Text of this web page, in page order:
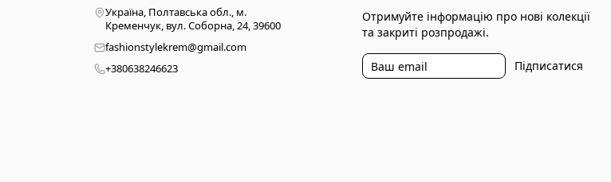
Україна, Полтавська обл., м.
Кременчук, вул. Соборна, 24, 39600
fashionstylekrem@gmail.com
+380638246623
Отримуйте інформацію про нові колекції
та закриті розпродажі.
Підписатися